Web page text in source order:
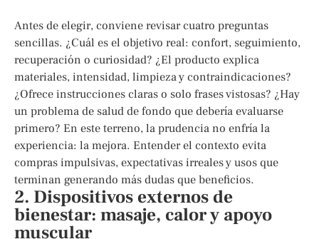
Antes de elegir, conviene revisar cuatro preguntas
sencillas. ¿Cuál es el objetivo real: confort, seguimiento,
recuperación o curiosidad? ¿El producto explica
materiales, intensidad, limpieza y contraindicaciones?
¿Ofrece instrucciones claras o solo frases vistosas? ¿Hay
un problema de salud de fondo que debería evaluarse
primero? En este terreno, la prudencia no enfría la
experiencia: la mejora. Entender el contexto evita
compras impulsivas, expectativas irreales y usos que
terminan generando más dudas que beneficios.
2. Dispositivos externos de
bienestar: masaje, calor y apoyo
muscular